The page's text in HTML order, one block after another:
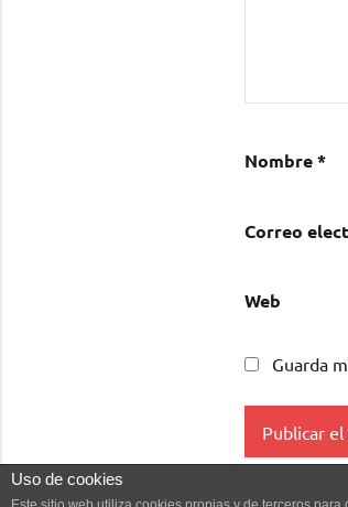
Nombre*
Correo
Web
Guarda
Uso de cookies